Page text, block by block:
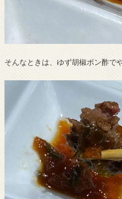
そんなときは、ゆず胡椒ポン酢で